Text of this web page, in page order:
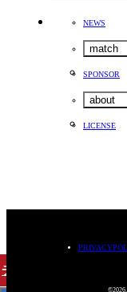
チケット
NEWS
match
SPONSOR
about
LICENSE